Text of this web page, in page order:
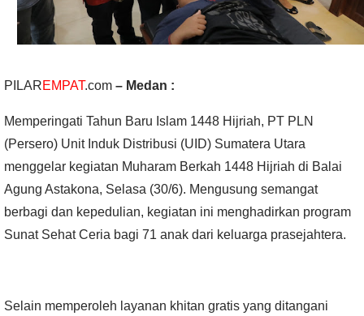
PILAREMPAT.com – Medan :
Memperingati Tahun Baru Islam 1448 Hijriah, PT PLN
(Persero) Unit Induk Distribusi (UID) Sumatera Utara
menggelar kegiatan Muharam Berkah 1448 Hijriah di Balai
Agung Astakona, Selasa (30/6). Mengusung semangat
berbagi dan kepedulian, kegiatan ini menghadirkan program
Sunat Sehat Ceria bagi 71 anak dari keluarga prasejahtera.
Selain memperoleh layanan khitan gratis yang ditangani